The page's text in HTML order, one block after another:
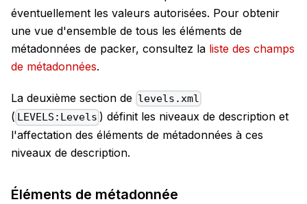
éventuellement les valeurs autorisées. Pour obtenir
une vue d'ensemble de tous les éléments de
métadonnées de packer, consultez la liste des champs
de métadonnées.
La deuxième section de levels.xml
( LEVELS:Levels ) définit les niveaux de description et
l'affectation des éléments de métadonnées à ces
niveaux de description.
Éléments de métadonnée